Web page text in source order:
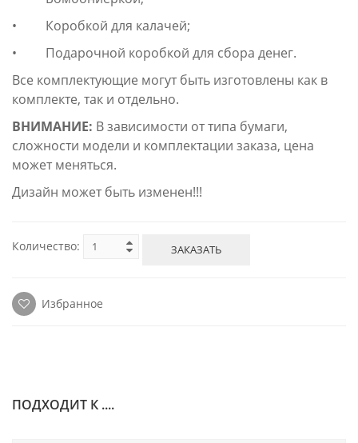
• Коробкой для калачей;
• Подарочной коробкой для сбора денег.
Все комплектующие могут быть изготовлены как в
комплекте, так и отдельно.
ВНИМАНИЕ: В зависимости от типа бумаги,
сложности модели и комплектации заказа, цена
может меняться.
Дизайн может быть изменен!!!
Количество: ЗАКАЗАТЬ
Избранное
ПОДХОДИТ К ....